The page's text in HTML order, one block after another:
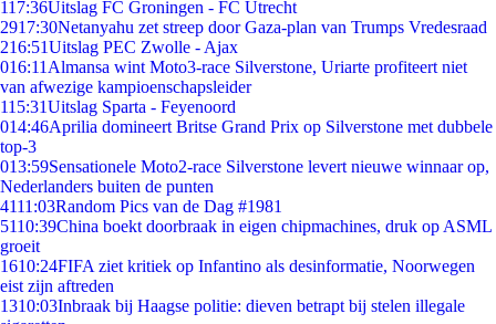
117:36Uitslag FC Groningen - FC Utrecht
2917:30Netanyahu zet streep door Gaza-plan van Trumps Vredesraad
216:51Uitslag PEC Zwolle - Ajax
016:11 Almansa wint Moto3-race Silverstone, Uriarte profiteert niet
van afwezige kampioenschapsleider
115:31Uitslag Sparta - Feyenoord
014:46Aprilia domineert Britse Grand Prix op Silverstone met dubbele
top-3
013:59Sensationele Moto2-race Silverstone levert nieuwe winnaar op,
Nederlanders buiten de punten
4111:03Random Pics van de Dag #1981
5110:39China boekt doorbraak in eigen chipmachines, druk op ASML
groeit
1610:24FIFA ziet kritiek op Infantino als desinformatie, Noorwegen
eist zijn aftreden
1310:03Inbraak bij Haagse politie: dieven betrapt bij stelen illegale